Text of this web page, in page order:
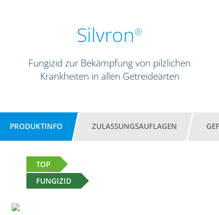
Silvron®
Fungizid zur Bekämpfung von pilzlichen
Krankheiten in allen Getreidearten
PRODUKTINFO ZULASSUNGSAUFLAGEN
TOP
FUNGIZID